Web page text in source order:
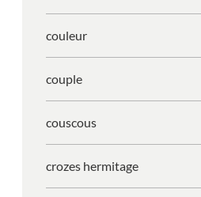
couleur
couple
couscous
crozes hermitage